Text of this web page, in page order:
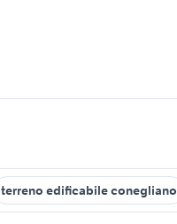
terreno edificabile conegliano